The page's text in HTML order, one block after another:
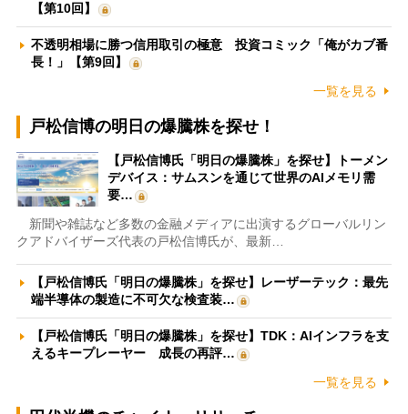
【第10回】
不透明相場に勝つ信用取引の極意 投資コミック「俺がカブ番
長！」【第9回】
一覧を見る
戸松信博の明日の爆騰株を探せ！
【戸松信博氏「明日の爆騰株」を探せ】トーメン
デバイス：サムスンを通じて世界のAIメモリ需
要…
新聞や雑誌など多数の金融メディアに出演するグローバルリン
クアドバイザーズ代表の戸松信博氏が、最新…
【戸松信博氏「明日の爆騰株」を探せ】レーザーテック：最先
端半導体の製造に不可欠な検査装…
【戸松信博氏「明日の爆騰株」を探せ】TDK：AIインフラを支
えるキープレーヤー 成長の再評…
一覧を見る